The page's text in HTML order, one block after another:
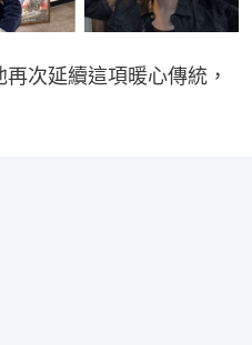
次延續這項暖心傳統，